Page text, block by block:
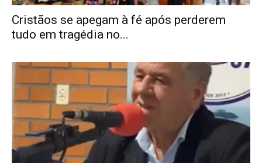
Cristãos se apegam à fé após perderem
tudo em tragédia no...